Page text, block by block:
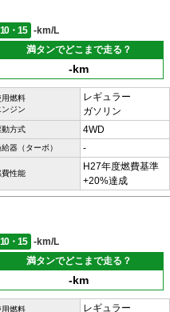
10・15
-km/L
満タンでどこまで走る？
-km
用燃料
ンジン
レギュラー
ガソリン
動方式 4WD
器（ターボ） -
費性能
H27年度燃費基準
+20%達成
10・15
-km/L
満タンでどこまで走る？
-km
用燃料 レギュラー